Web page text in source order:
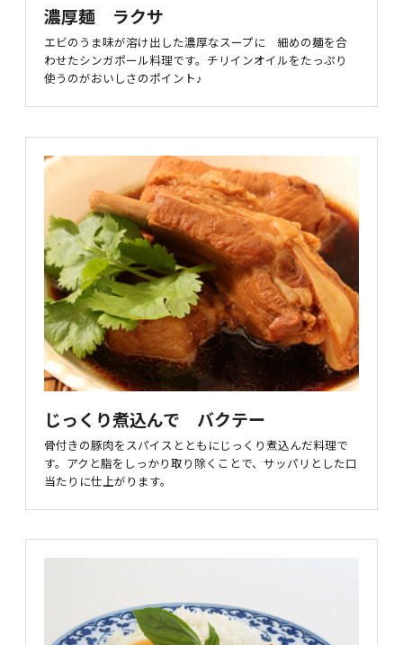
濃厚麺 ラクサ
エビのうま味が溶け出した濃厚なスープに 細めの麺を合
わせたシンガポール料理です。チリインオイルをたっぷり
使うのがおいしさのポイント♪
じっくり煮込んで バクテー
骨付きの豚肉をスパイスとともにじっくり煮込んだ料理で
す。アクと脂をしっかり取り除くことで、サッパリとした口
当たりに仕上がります。